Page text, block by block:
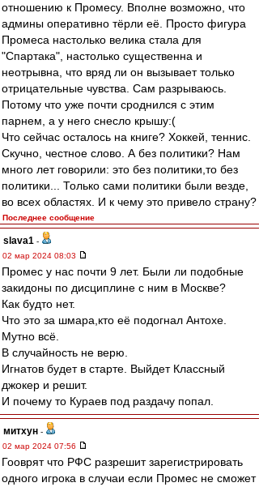
отношению к Промесу. Вполне возможно, что
админы оперативно тёрли её. Просто фигура
Промеса настолько велика стала для
"Спартака", настолько существенна и
неотрывна, что вряд ли он вызывает только
отрицательные чувства. Сам разрываюсь.
Потому что уже почти сроднился с этим
парнем, а у него снесло крышу:(
Что сейчас осталось на книге? Хоккей, теннис.
Скучно, честное слово. А без политики? Нам
много лет говорили: это без политики,то без
политики... Только сами политики были везде,
во всех областях. И к чему это привело страну?
Последнее сообщение
slava1 -
02 мар 2024 08:03
Промес у нас почти 9 лет. Были ли подобные
закидоны по дисциплине с ним в Москве?
Как будто нет.
Что это за шмара,кто её подогнал Антохе.
Мутно всё.
В случайность не верю.
Игнатов будет в старте. Выйдет Классный
джокер и решит.
И почему то Кураев под раздачу попал.
митхун -
02 мар 2024 07:56
Гооврят что РФС разрешит зарегистрировать
одного игрока в случаи если Промес не сможет